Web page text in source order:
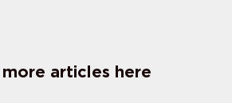
more articles here